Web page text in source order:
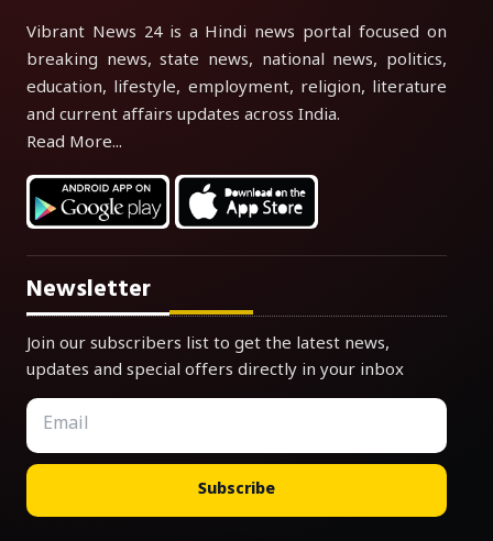
Vibrant News 24 is a Hindi news portal focused on
breaking news, state news, national news, politics,
education, lifestyle, employment, religion, literature
and current affairs updates across India.
Read More...
Newsletter
Join our subscribers list to get the latest news,
updates and special offers directly in your inbox
Subscribe